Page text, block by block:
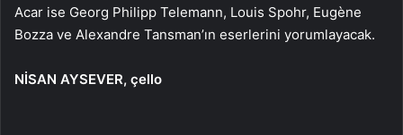
Acar ise Georg Philipp Telemann, Louis Spohr, Eugène
Bozza ve Alexandre Tansman’ın eserlerini yorumlayacak.
NİSAN AYSEVER, çello